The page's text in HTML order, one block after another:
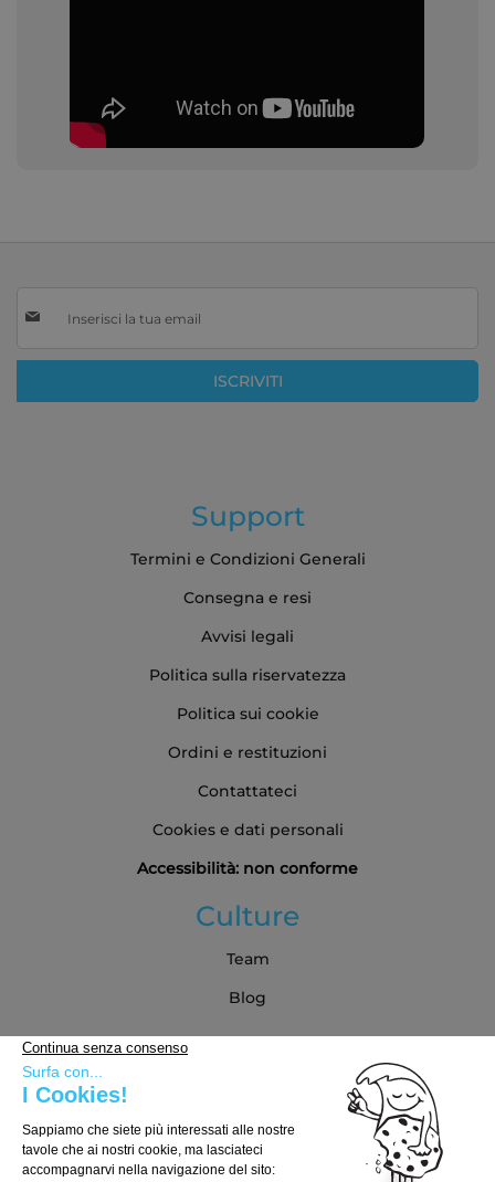
alla
Newsletter:
ISCRIVITI
Support
Termini e Condizioni Generali
Consegna e resi
Avvisi legali
Politica sulla riservatezza
Politica sui cookie
Ordini e restituzioni
Contattateci
Cookies e dati personali
Accessibilità: non conforme
Culture
Team
Blog
Guida all'acquisto